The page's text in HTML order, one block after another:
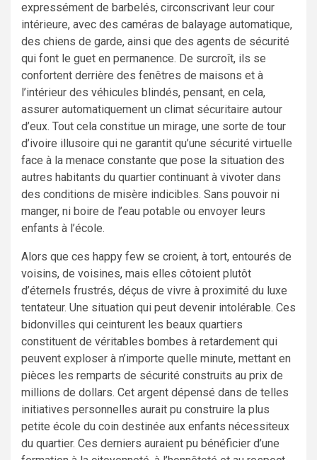
expressément de barbelés, circonscrivant leur cour
intérieure, avec des caméras de balayage automatique,
des chiens de garde, ainsi que des agents de sécurité
qui font le guet en permanence. De surcroît, ils se
confortent derrière des fenêtres de maisons et à
l’intérieur des véhicules blindés, pensant, en cela,
assurer automatiquement un climat sécuritaire autour
d’eux. Tout cela constitue un mirage, une sorte de tour
d’ivoire illusoire qui ne garantit qu’une sécurité virtuelle
face à la menace constante que pose la situation des
autres habitants du quartier continuant à vivoter dans
des conditions de misère indicibles. Sans pouvoir ni
manger, ni boire de l’eau potable ou envoyer leurs
enfants à l’école.
Alors que ces happy few se croient, à tort, entourés de
voisins, de voisines, mais elles côtoient plutôt
d’éternels frustrés, déçus de vivre à proximité du luxe
tentateur. Une situation qui peut devenir intolérable. Ces
bidonvilles qui ceinturent les beaux quartiers
constituent de véritables bombes à retardement qui
peuvent exploser à n’importe quelle minute, mettant en
pièces les remparts de sécurité construits au prix de
millions de dollars. Cet argent dépensé dans de telles
initiatives personnelles aurait pu construire la plus
petite école du coin destinée aux enfants nécessiteux
du quartier. Ces derniers auraient pu bénéficier d’une